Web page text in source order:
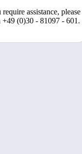
assistance, please
+49 (0)30 - 81097 - 601.